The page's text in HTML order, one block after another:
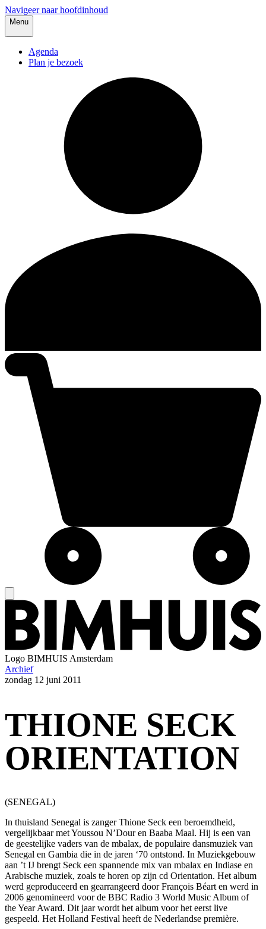
Navigeer naar hoofdinhoud
Menu
Agenda
Plan je bezoek
Logo BIMHUIS Amsterdam
Archief
zondag 12 juni 2011
THIONE SECK
ORIENTATION
(SENEGAL)
In thuisland Senegal is zanger Thione Seck een beroemdheid,
vergelijkbaar met Youssou N’Dour en Baaba Maal. Hij is een van
de geestelijke vaders van de mbalax, de populaire dansmuziek van
Senegal en Gambia die in de jaren ‘70 ontstond. In Muziekgebouw
aan ’t IJ brengt Seck een spannende mix van mbalax en Indiase en
Arabische muziek, zoals te horen op zijn cd Orientation. Het album
werd geproduceerd en gearrangeerd door François Béart en werd in
2006 genomineerd voor de BBC Radio 3 World Music Album of
the Year Award. Dit jaar wordt het album voor het eerst live
gespeeld. Het Holland Festival heeft de Nederlandse première.